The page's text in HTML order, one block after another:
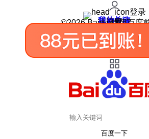
登录
我的关注
我的收藏
皮肤中心
用户反馈
设置
©2026 Baidu 使用百度
百度一下